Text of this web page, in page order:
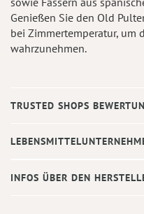
Genießen Sie den Old
bei Zimmertemperatur, um
wahrzunehmen.
TRUSTED SHOPS
INFOS ÜBER DEN